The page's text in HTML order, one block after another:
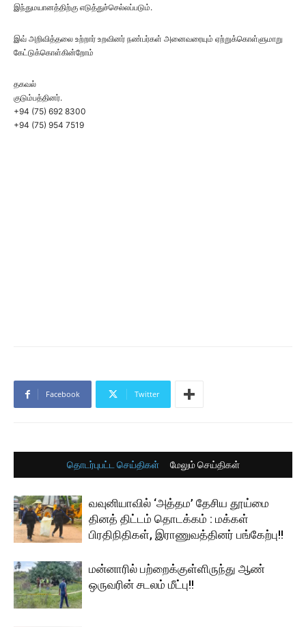
இந்துமயானத்திற்கு எடுத்துச்செல்லப்படும்.
இவ் அறிவித்தலை உற்றார் உறவினர் நண்பர்கள் அனைவரையும் ஏற்றுக்கொள்ளுமாறு
கேட்டுக்கொள்கின்றோம்
தகவல்
குடும்பத்தினர்.
+94 (75) 692 8300
+94 (75) 954 7519
Facebook Twitter
தொடர்புபட்ட செய்திகள் மேலும் செய்திகள்
வவுனியாவில் ‘அத்தம’ தேசிய தூய்மை
தினத் திட்டம் தொடக்கம் : மக்கள்
பிரதிநிதிகள், இராணுவத்தினர் பங்கேற்பு!!
மன்னாரில் பற்றைக்குள்ளிருந்து ஆண்
ஒருவரின் சடலம் மீட்பு!!